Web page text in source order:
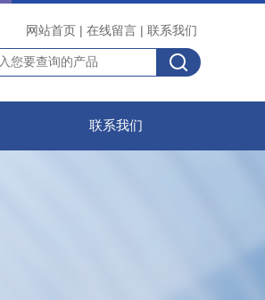
网站首页 | 在线留言 | 联系我们
联系我们